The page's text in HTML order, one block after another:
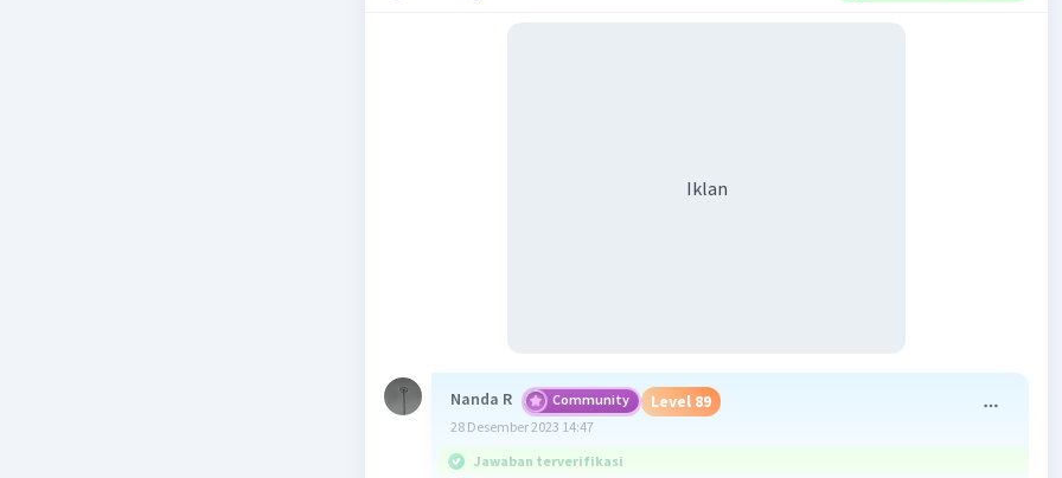
Iklan
Nanda R Community Level 89
28 Desember 2023 14:47
Jawaban terverifikasi